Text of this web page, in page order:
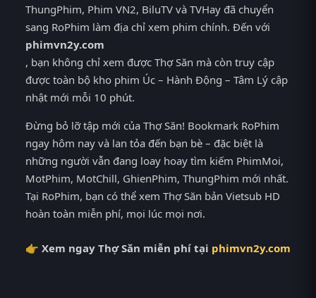
ThungPhim, Phim VN2, BiluTV và TVHay đã chuyển
sang RoPhim làm địa chỉ xem phim chính. Đến với
phimvn2y.com
, bạn không chỉ xem được Thợ Săn mà còn truy cập
được toàn bộ kho phim Úc – Hành Động – Tâm Lý cập
nhật mới mỗi 10 phút.
Đừng bỏ lỡ tập mới của Thợ Săn! Bookmark RoPhim
ngay hôm nay và lan tỏa đến bạn bè – đặc biệt là
những người vẫn đang loay hoay tìm kiếm PhimMoi,
MotPhim, MotChill, GhienPhim, ThungPhim mới nhất.
Tại RoPhim, bạn có thể xem Thợ Săn bản Vietsub HD
hoàn toàn miễn phí, mọi lúc mọi nơi.
👉 Xem ngay Thợ Săn miễn phí tại phimvn2y.com